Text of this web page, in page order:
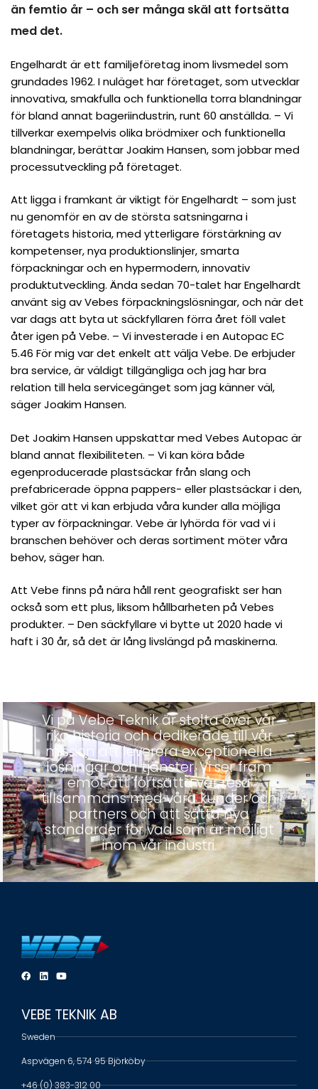
än femtio år – och ser många skäl att fortsätta
med det.
Engelhardt är ett familjeföretag inom livsmedel som
grundades 1962. I nuläget har företaget, som utvecklar
innovativa, smakfulla och funktionella torra blandningar
för bland annat bageriindustrin, runt 60 anställda. – Vi
tillverkar exempelvis olika brödmixer och funktionella
blandningar, berättar Joakim Hansen, som jobbar med
processutveckling på företaget.
Att ligga i framkant är viktigt för Engelhardt – som just
nu genomför en av de största satsningarna i
företagets historia, med ytterligare förstärkning av
kompetenser, nya produktionslinjer, smarta
förpackningar och en hypermodern, innovativ
produktutveckling. Ända sedan 70-talet har Engelhardt
använt sig av Vebes förpackningslösningar, och när det
var dags att byta ut säckfyllaren förra året föll valet
åter igen på Vebe. – Vi investerade i en Autopac EC
5.46 För mig var det enkelt att välja Vebe. De erbjuder
bra service, är väldigt tillgängliga och jag har bra
relation till hela servicegänget som jag känner väl,
säger Joakim Hansen.
Det Joakim Hansen uppskattar med Vebes Autopac är
bland annat flexibiliteten. – Vi kan köra både
egenproducerade plastsäckar från slang och
prefabricerade öppna pappers- eller plastsäckar i den,
vilket gör att vi kan erbjuda våra kunder alla möjliga
typer av förpackningar. Vebe är lyhörda för vad vi i
branschen behöver och deras sortiment möter våra
behov, säger han.
Att Vebe finns på nära håll rent geografiskt ser han
också som ett plus, liksom hållbarheten på Vebes
produkter. – Den säckfyllare vi bytte ut 2020 hade vi
haft i 30 år, så det är lång livslängd på maskinerna.
Vi på Vebe Teknik är stolta över vår
rika historia och dedikerade till vår
mission att leverera exceptionella
lösningar och tjänster. Vi ser fram
emot att fortsätta vår resa
tillsammans med våra kunder och
partners och att sätta nya
standarder för vad som är möjligt
inom vår industri.
VEBE TEKNIK AB
Sweden
Aspvägen 6, 574 95 Björköby
+46 (0) 383-312 00